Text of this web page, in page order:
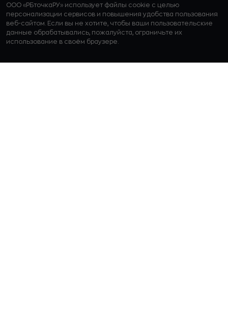
ООО «РБточкаРУ» использует файлы cookie с целью
персонализации сервисов и повышения удобства пользования
веб-сайтом. Если вы не хотите, чтобы ваши пользовательские
данные обрабатывались, пожалуйста, ограничьте их
использование в своём браузере.